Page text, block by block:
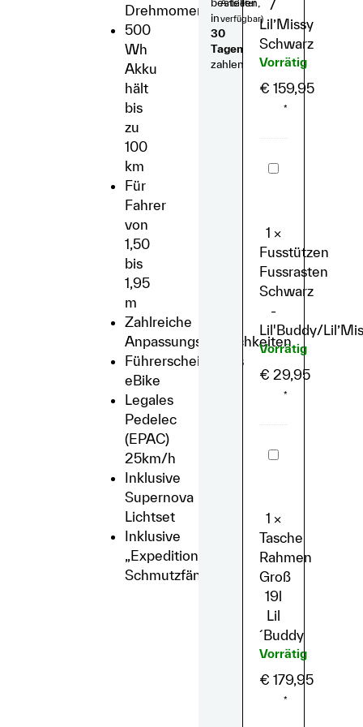
Drehmoment
500
Wh
Akku
hält
bis
zu
100
km
Für
Fahrer
von
1,50
bis
1,95
m
Zahlreiche
Anpassungsmöglichkeiten
Führerscheinfreies
eBike
Legales
Pedelec
(EPAC)
25km/h
Inklusive
Supernova
Lichtset
Inklusive
„Expedition“
Schmutzfängern
in
30
Tagen
zahlen
Anbieter
verfügbar)
/
Lil’Missy
Schwarz
Vorrätig
€ 159,95
*
Fusstützen
Fussrasten
1 ×
Fusstützen
Fussrasten
Schwarz
-
Lil'Buddy/
Vorrätig
€ 29,95
*
Tasche
Rahmen
´Buddy
1 ×
Tasche
Rahmen
Groß
19l
Lil
´Buddy
Vorrätig
€ 179,95
*